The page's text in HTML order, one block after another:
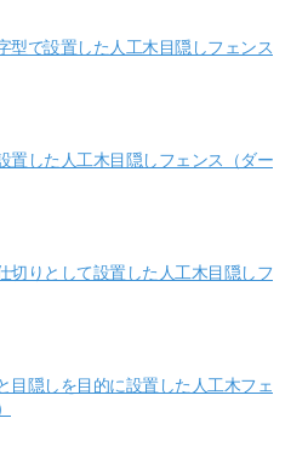
型で設置した人工木目隠しフェンス
置した人工木目隠しフェンス（ダー
切りとして設置した人工木目隠しフ
目隠しを目的に設置した人工木フェ